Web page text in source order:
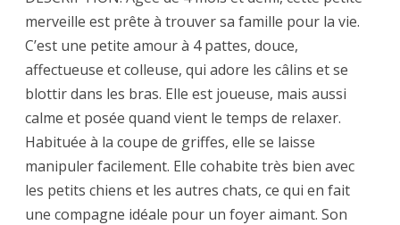
merveille est prête à trouver sa famille pour la vie.
C’est une petite amour à 4 pattes, douce,
affectueuse et colleuse, qui adore les câlins et se
blottir dans les bras. Elle est joueuse, mais aussi
calme et posée quand vient le temps de relaxer.
Habituée à la coupe de griffes, elle se laisse
manipuler facilement. Elle cohabite très bien avec
les petits chiens et les autres chats, ce qui en fait
une compagne idéale pour un foyer aimant. Son